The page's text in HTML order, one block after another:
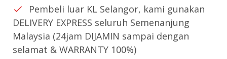
Pembeli luar KL Selangor, kami gunakan
DELIVERY EXPRESS seluruh Semenanjung
Malaysia (24jam DIJAMIN sampai dengan
selamat & WARRANTY 100%)